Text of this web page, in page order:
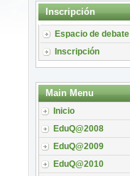
Inscripción
Espacio de debate
Inscripción
Main Menu
Inicio
EduQ@2008
EduQ@2009
EduQ@2010